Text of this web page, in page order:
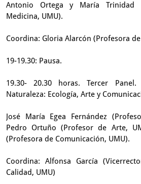
Antonio Ortega y María Trinidad
Medicina, UMU).
Coordina: Gloria Alarcón (Profesora
19-19.30: Pausa.
19.30- 20.30 horas. Tercer
Naturaleza: Ecología, Arte y
José María Egea Fernández
Pedro Ortuño (Profesor de Arte,
(Profesora de Comunicación, UMU).
Coordina: Alfonsa García
Calidad, UMU)